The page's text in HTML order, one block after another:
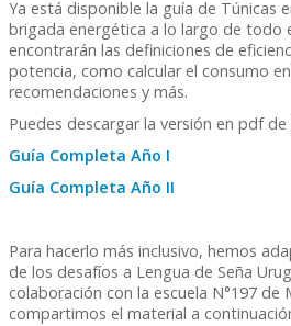
Ya está disponible la guía de Túnicas
brigada energética a lo largo de todo
encontrarán las definiciones de
potencia, como calcular el consumo
recomendaciones y más.
Puedes descargar la versión en pdf
Guía Completa Año I
Guía Completa Año II
Para hacerlo más inclusivo, hemos
de los desafíos a Lengua de Seña
colaboración con la escuela N°197 de
compartimos el material a